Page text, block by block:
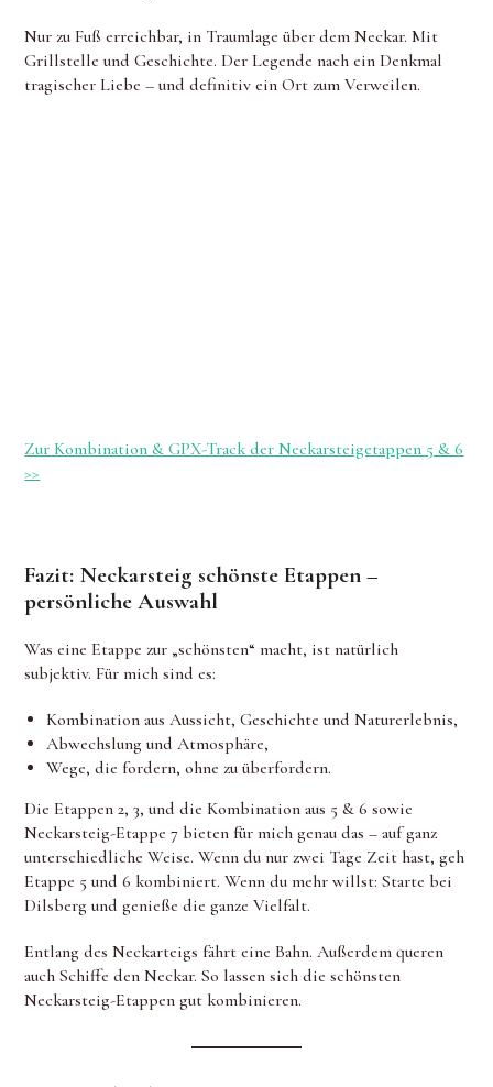
Nur zu Fuß erreichbar, in Traumlage über dem Neckar. Mit
Grillstelle und Geschichte. Der Legende nach ein Denkmal
tragischer Liebe – und definitiv ein Ort zum Verweilen.
Zur Kombination & GPX-Track der Neckarsteigetappen 5 & 6
>>
Fazit: Neckarsteig schönste Etappen –
persönliche Auswahl
Was eine Etappe zur „schönsten“ macht, ist natürlich
subjektiv. Für mich sind es:
Kombination aus Aussicht, Geschichte und Naturerlebnis,
Abwechslung und Atmosphäre,
Wege, die fordern, ohne zu überfordern.
Die Etappen 2, 3, und die Kombination aus 5 & 6 sowie
Neckarsteig-Etappe 7 bieten für mich genau das – auf ganz
unterschiedliche Weise. Wenn du nur zwei Tage Zeit hast, geh
Etappe 5 und 6 kombiniert. Wenn du mehr willst: Starte bei
Dilsberg und genieße die ganze Vielfalt.
Entlang des Neckarteigs fährt eine Bahn. Außerdem queren
auch Schiffe den Neckar. So lassen sich die schönsten
Neckarsteig-Etappen gut kombinieren.